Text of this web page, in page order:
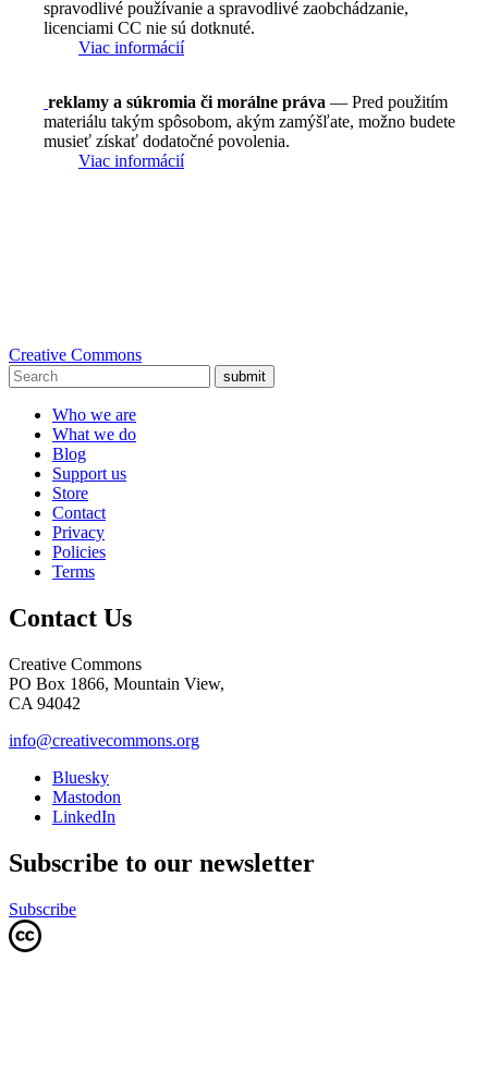
spravodlivé používanie a spravodlivé zaobchádzanie,
licenciami CC nie sú dotknuté.
Viac informácií
reklamy a súkromia či morálne práva — Pred použitím
materiálu takým spôsobom, akým zamýšľate, možno budete
musieť získať dodatočné povolenia.
Viac informácií
Creative Commons
submit
Who we are
What we do
Blog
Support us
Store
Contact
Privacy
Policies
Terms
Contact Us
Creative Commons
PO Box 1866, Mountain View,
CA 94042
info@creativecommons.org
Bluesky
Mastodon
LinkedIn
Subscribe to our newsletter
Subscribe